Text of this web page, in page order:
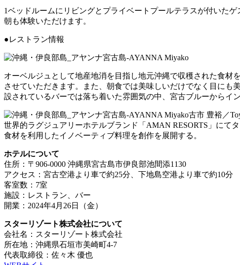
1ベッドルームにリビングとプライベートプールテラスが付いた
朝も体験いただけます。
●レストラン情報
オーベルジュとして地産地消を目指し地元沖縄で収穫された食
させていただきます。また、朝食では美味しいだけでなく目に
設されているバーでは落ち着いた雰囲気の中、宮古ブルーからイ
古市 豊裕／
世界的ラグジュアリーホテルブランド「AMAN RESORTS」にて
食材を利用したイノベーティブ料理を創作を展開する。
ホテルについて
住所：〒906-0000 沖縄県宮古島市伊良部池間添1130
アクセス：宮古空港より車で約25分、下地島空港より車で約10分
客室数：7室
施設：レストラン、バー
開業：2024年4月26日（金）
スターリゾート株式会社について
会社名：スターリゾート株式会社
所在地：沖縄県石垣市美崎町4-7
代表取締役：佐々木 優也